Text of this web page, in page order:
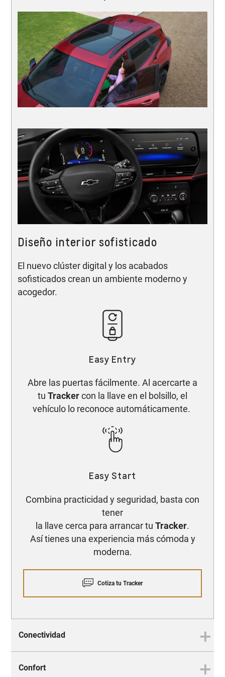
Diseño interior sofisticado
El nuevo clúster digital y los acabados
sofisticados crean un ambiente moderno y
acogedor.
Easy Entry
Abre las puertas fácilmente. Al acercarte a
tu Trackercon la llave en el bolsillo, el
vehículo lo reconoce automáticamente.
Easy Start​
Combina practicidad y seguridad, basta con
tener
la llave cerca para arrancar tu Tracker.
Así tienes una experiencia más cómoda y
moderna.
Cotiza tu Tracker
Conectividad
Confort